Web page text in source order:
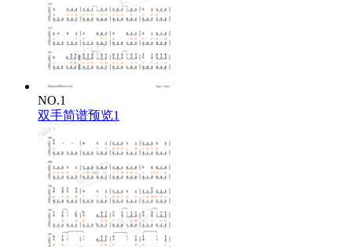
NO.1
双手简谱预览1